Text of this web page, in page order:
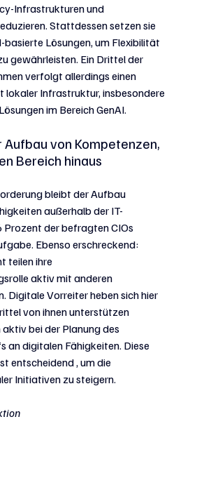
Infrastrukturen und
Stattdessen setzen sie
Lösungen, um Flexibilität
gewährleisten. Ein Drittel der
verfolgt allerdings einen
lokaler Infrastruktur, insbesondere
im Bereich GenAI.
von Kompetenzen,
Bereich hinaus
bleibt der Aufbau
außerhalb der IT-
Prozent der befragten CIOs
Ebenso erschreckend:
teilen ihre
aktiv mit anderen
Digitale Vorreiter heben sich hier
von ihnen unterstützen
bei der Planung des
an digitalen Fähigkeiten. Diese
entscheidend , um die
Initiativen zu steigern.